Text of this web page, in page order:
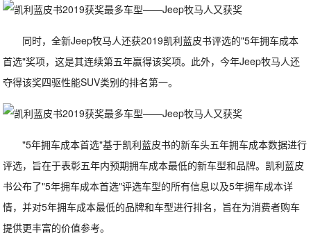
同时，全新Jeep牧马人还获2019凯利蓝皮书评选的"5年拥车成本
首选"奖项，这是其连续第五年赢得该奖项。此外，今年Jeep牧马人还
夺得该奖四驱性能SUV类别的排名第一。
"5年拥车成本首选"基于凯利蓝皮书的新车头五年拥车成本数据进行
评选，旨在于表彰五年内预期拥车成本最低的新车型和品牌。凯利蓝皮
书公布了"5年拥车成本首选"评选车型的所有信息以及5年拥车成本详
情，并对5年拥车成本最低的品牌和车型进行排名，旨在为消费者购车
提供更丰富的价值参考。